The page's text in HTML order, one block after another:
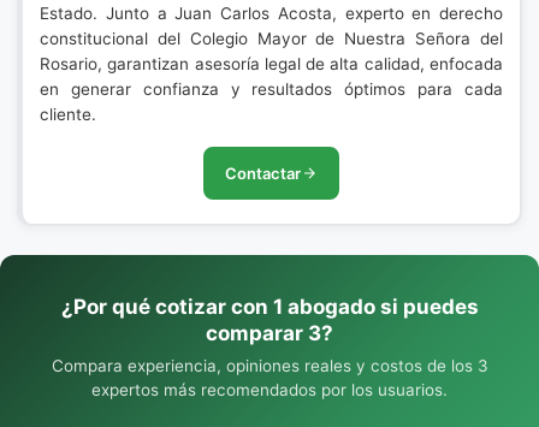
Estado. Junto a Juan Carlos Acosta, experto en derecho
constitucional del Colegio Mayor de Nuestra Señora del
Rosario, garantizan asesoría legal de alta calidad, enfocada
en generar confianza y resultados óptimos para cada
cliente.
Contactar
¿Por qué cotizar con 1 abogado si puedes
comparar 3?
Compara experiencia, opiniones reales y costos de los 3
expertos más recomendados por los usuarios.